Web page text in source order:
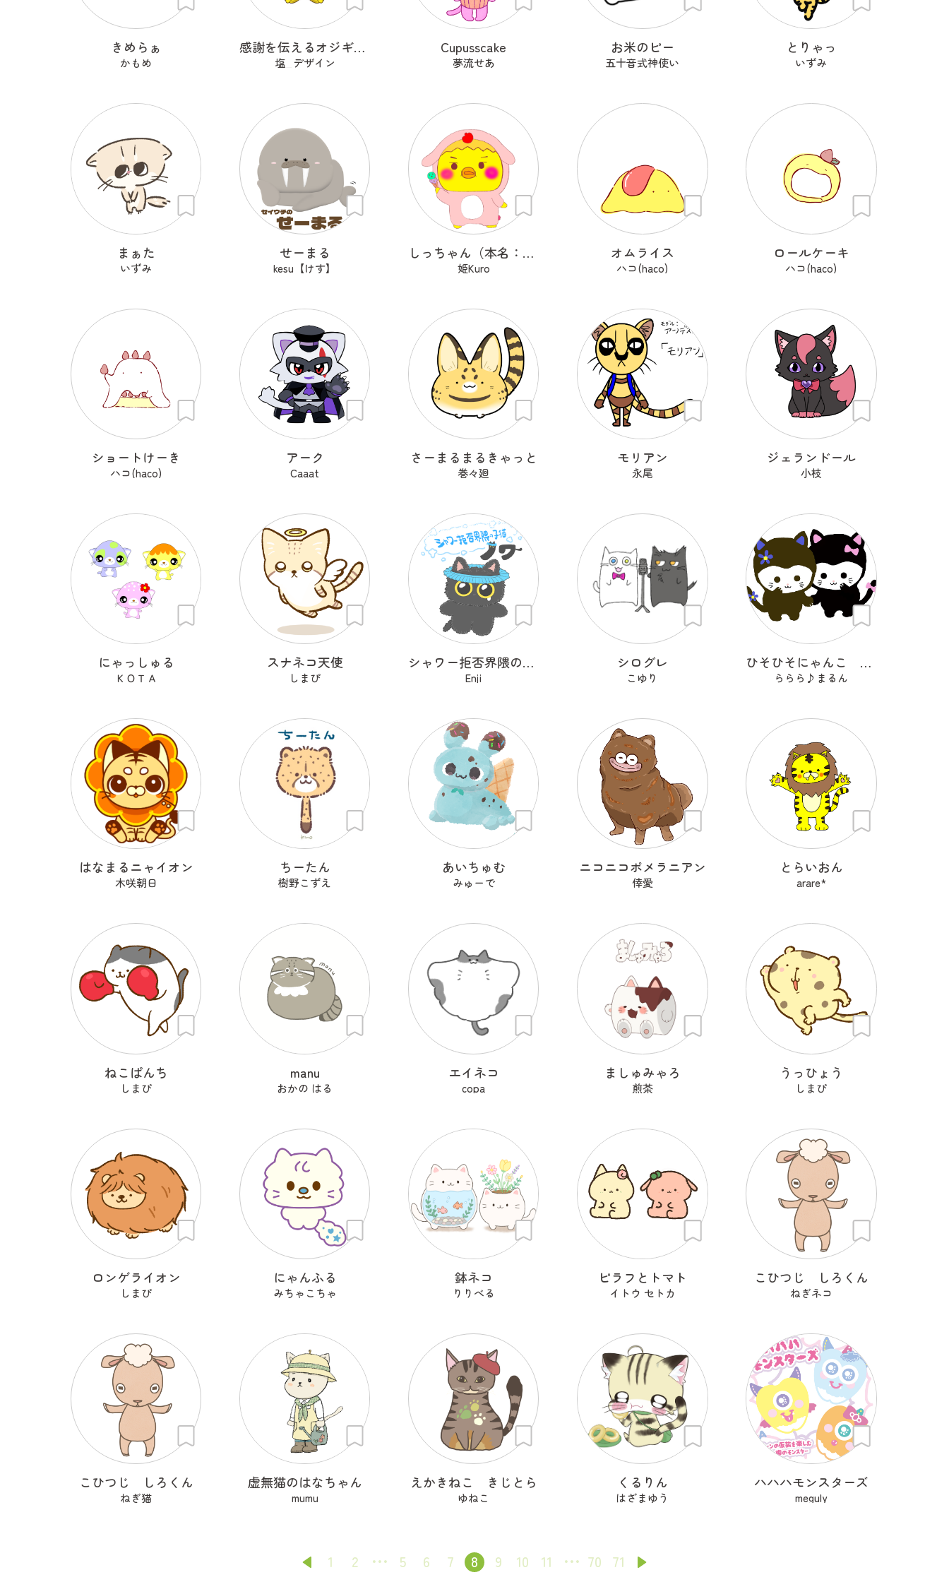
きめらぁ
かもめ
感謝を伝えるオジギドリ
塩_デザイン
Cupusscake
夢流せあ
お米のピー
五十音式神使い
とりゃっ
いずみ
まぁた
いずみ
せーまる
kesu【けす】
しっちゃん（本名：七味）
姫Kuro
オムライス
ハコ(haco)
ロールケーキ
ハコ(haco)
ショートけーき
ハコ(haco)
アーク
Caaat
さーまるまるきゃっと
巻々廻
モリアン
永尾
ジェランドール
小枝
にゃっしゅる
ＫＯＴＡ
スナネコ天使
しまぴ
シャワー拒否界隈の子猫 ノワ
Enji
シログレ
こゆり
ひそひそにゃんこ ブルルとピピ
ららら♪まるん
はなまるニャイオン
木咲朝日
ちーたん
樹野こずえ
あいちゅむ
みゅーで
ニコニコポメラニアン
倖愛
とらいおん
arare*
ねこぱんち
しまぴ
manu
おかの はる
エイネコ
copa
ましゅみゃろ
煎茶
うっひょう
しまぴ
ロンゲライオン
しまぴ
にゃんふる
みちゃこちゃ
鉢ネコ
りりべる
ピラフとトマト
イトウ セトカ
こひつじ しろくん
ねぎネコ
こひつじ しろくん
ねぎ猫
虚無猫のはなちゃん
mumu
えかきねこ きじとら
ゆねこ
くるりん
はざまゆう
ハハハモンスターズ
meguly
1 2 5 6 7 8 9 10 11 70 71